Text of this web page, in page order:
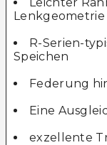
Lenkgeometrie
R-Serien-
Speichen
Federung
Eine
exzellente